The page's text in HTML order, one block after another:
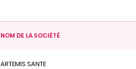
NOM DE LA SOCIÉTÉ
ARTEMIS SANTE